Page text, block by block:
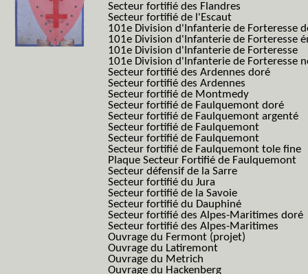
Secteur fortifié des Flandres
Secteur fortifié de l'Escaut
101e Division d'Infanterie de Forteresse
101e Division d'Infanterie de Forteresse
101e Division d'Infanterie de Forteresse
101e Division d'Infanterie de Forteresse
Secteur fortifié des Ardennes doré
Secteur fortifié des Ardennes
Secteur fortifié de Montmedy
Secteur fortifié de Faulquemont doré
Secteur fortifié de Faulquemont argenté
Secteur fortifié de Faulquemont
Secteur fortifié de Faulquemont
Secteur fortifié de Faulquemont tole fine
Plaque Secteur Fortifié de Faulquemont
Secteur défensif de la Sarre
Secteur fortifié du Jura
Secteur fortifié de la Savoie
Secteur fortifié du Dauphiné
Secteur fortifié des Alpes-Maritimes doré
Secteur fortifié des Alpes-Maritimes
Ouvrage du Fermont (projet)
Ouvrage du Latiremont
Ouvrage du Metrich
Ouvrage du Hackenberg